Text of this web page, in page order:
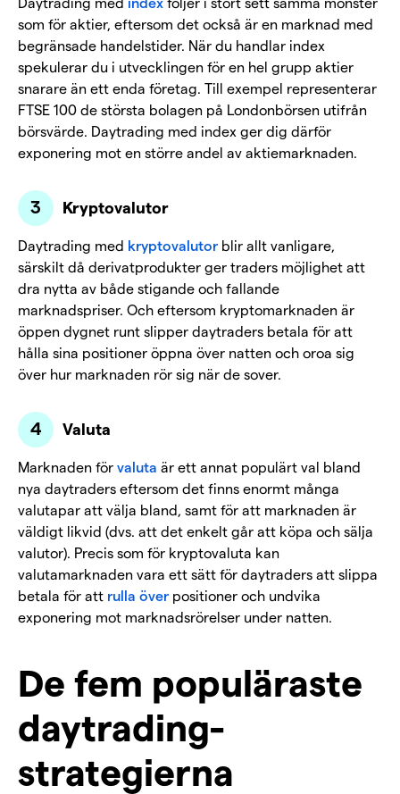
som för aktier, eftersom det också är en marknad med
begränsade handelstider. När du handlar index
spekulerar du i utvecklingen för en hel grupp aktier
snarare än ett enda företag. Till exempel representerar
FTSE 100 de största bolagen på Londonbörsen utifrån
börsvärde. Daytrading med index ger dig därför
exponering mot en större andel av aktiemarknaden.
Kryptovalutor
Daytrading med kryptovalutor blir allt vanligare,
särskilt då derivatprodukter ger traders möjlighet att
dra nytta av både stigande och fallande
marknadspriser. Och eftersom kryptomarknaden är
öppen dygnet runt slipper daytraders betala för att
hålla sina positioner öppna över natten och oroa sig
över hur marknaden rör sig när de sover.
Valuta
Marknaden för valuta är ett annat populärt val bland
nya daytraders eftersom det finns enormt många
valutapar att välja bland, samt för att marknaden är
väldigt likvid (dvs. att det enkelt går att köpa och sälja
valutor). Precis som för kryptovaluta kan
valutamarknaden vara ett sätt för daytraders att slippa
betala för att rulla över positioner och undvika
exponering mot marknadsrörelser under natten.
De fem populäraste
daytrading-
strategierna